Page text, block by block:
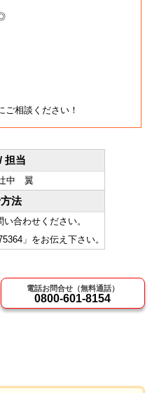
ご相談ください！
担当
中 翼
法
合わせください。
」をお伝え下さい。
電話お問合せ（無料通話）
0800-601-8154